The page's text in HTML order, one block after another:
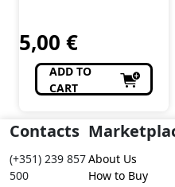
5,00 €
ADD TO
CART
Contacts
(+351) 239 857
500
About Us
How to Buy